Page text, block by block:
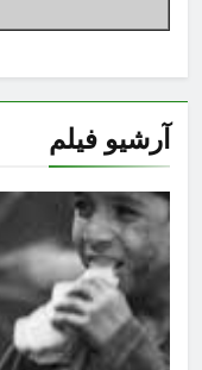
آرشیو فیلم